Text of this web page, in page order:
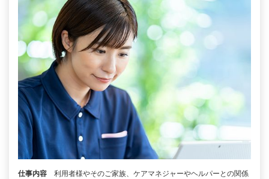
仕事内容
利用者様やそのご家族、ケアマネジャーやヘルパーとの関係